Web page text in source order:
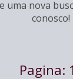
uma nova
conosco!
Pagina: